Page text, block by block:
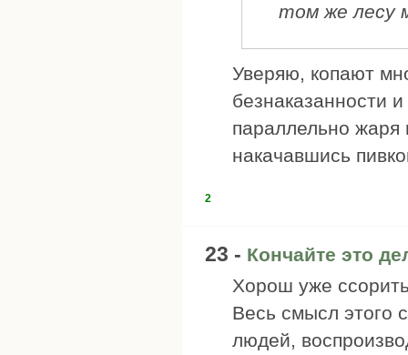
том же лесу
Уверяю, копают
безнаказанности
параллельно
накачавшись
2
23 - Кончайте это
Хорош уже
Весь смысл этого
людей,